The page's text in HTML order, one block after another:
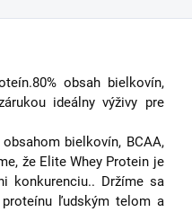
obsah bielkovín,
ideálny výživy pre
bielkovín, BCAA,
že Elite Whey Protein je
konkurenciu.. Držíme sa
ľudským telom a